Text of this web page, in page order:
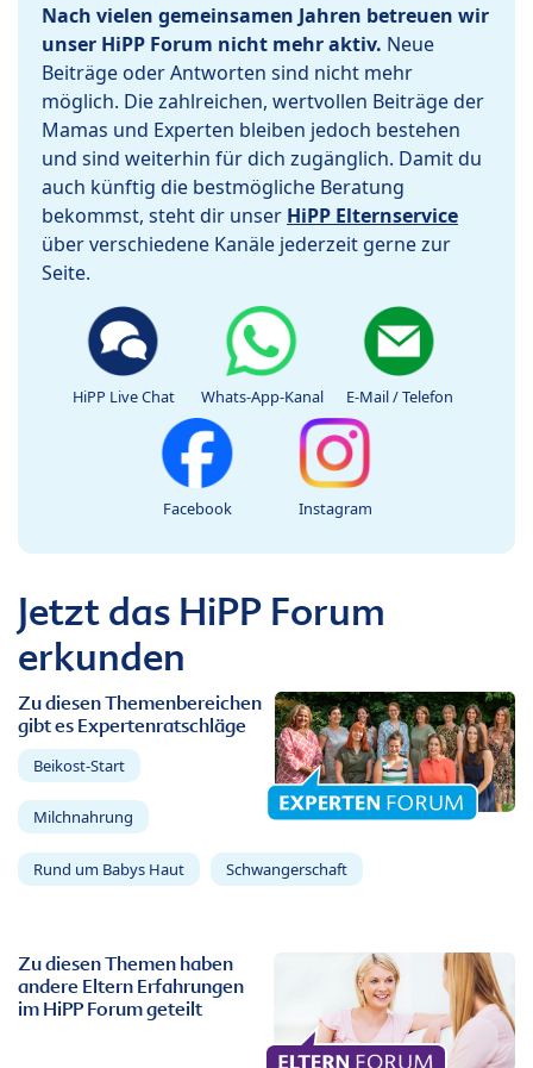
Nach vielen gemeinsamen Jahren betreuen wir
unser HiPP Forum nicht mehr aktiv. Neue
Beiträge oder Antworten sind nicht mehr
möglich. Die zahlreichen, wertvollen Beiträge der
Mamas und Experten bleiben jedoch bestehen
und sind weiterhin für dich zugänglich. Damit du
auch künftig die bestmögliche Beratung
bekommst, steht dir unser HiPP Elternservice
über verschiedene Kanäle jederzeit gerne zur
Seite.
HiPP Live Chat Whats-App-Kanal E-Mail / Telefon
Facebook Instagram
Jetzt das HiPP Forum
erkunden
Zu diesen Themenbereichen
gibt es Expertenratschläge
Beikost-Start
Milchnahrung
Rund um Babys Haut Schwangerschaft
Zu diesen Themen haben
andere Eltern Erfahrungen
im HiPP Forum geteilt